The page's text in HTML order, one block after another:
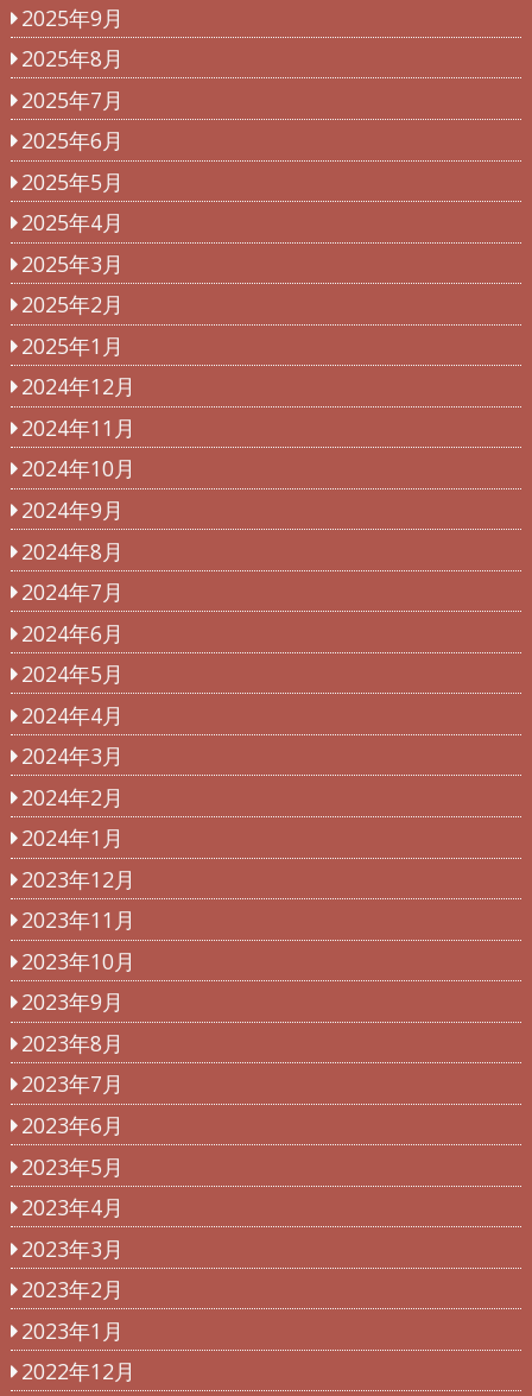
2025年9月
2025年8月
2025年7月
2025年6月
2025年5月
2025年4月
2025年3月
2025年2月
2025年1月
2024年12月
2024年11月
2024年10月
2024年9月
2024年8月
2024年7月
2024年6月
2024年5月
2024年4月
2024年3月
2024年2月
2024年1月
2023年12月
2023年11月
2023年10月
2023年9月
2023年8月
2023年7月
2023年6月
2023年5月
2023年4月
2023年3月
2023年2月
2023年1月
2022年12月